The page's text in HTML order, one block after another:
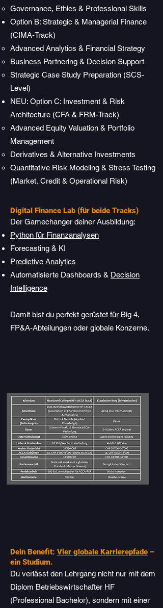
Governance, Ethics & Professional Skills
Option B: Strategic & Managerial Finance
(CIMA-Track)
Advanced Analytics & Financial Strategy
Business Partnering & Decision Support
Strategic Case Study Preparation (SCS-
Level)
NEU: Option C: Investment & Risk
Architecture (CFA & FRM-Track)
Advanced Equity Valuation & Portfolio
Management
Derivatives & Alternative Investments
Quantitative Risk Modeling & Stress Testing
(Market, Credit & Operational Risk)
Digital Finance Lab (für beide Tracks)
Der Gamechanger deiner Ausbildung:
Python für Finanzanalysen
Forecasting & KI
Predictive Analytics
Automatisierte Dashboards & Decision
Intelligence
Damit bist du perfekt gerüstet für Big 4,
FP&A-Abteilungen oder globale Konzerne.
Dein Benefit: Vier globale Karrierepfade –
ein Studium.
Du verlässt den Lehrgang nicht nur mit dem
Diplom Betriebswirtschafter HF
(Professional Bachelor), sondern mit einer